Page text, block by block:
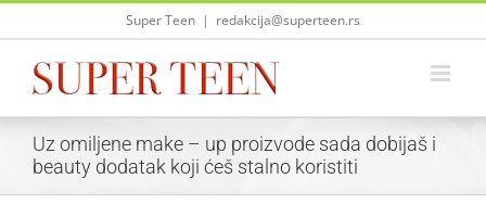
Skip
Super Teen | redakcija@superteen.rs
Uz omiljene make – up proizvode sada dobijaš i
beauty dodatak koji ćeš stalno koristiti